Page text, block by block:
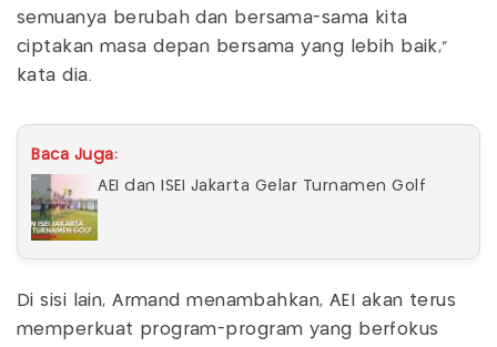
semuanya berubah dan bersama-sama kita
ciptakan masa depan bersama yang lebih baik,"
kata dia.
Baca Juga:
AEI dan ISEI Jakarta Gelar Turnamen Golf
Di sisi lain, Armand menambahkan, AEI akan terus
memperkuat program-program yang berfokus